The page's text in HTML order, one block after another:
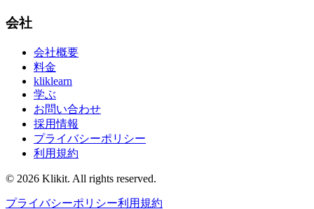
会社
会社概要
料金
kliklearn
学ぶ
お問い合わせ
採用情報
プライバシーポリシー
利用規約
© 2026 Klikit. All rights reserved.
プライバシーポリシー利用規約